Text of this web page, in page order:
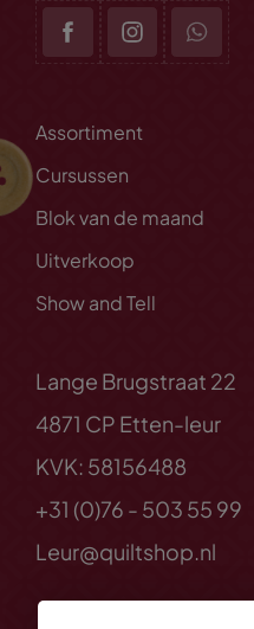
Assortiment
Cursussen
Blok van de maand
Uitverkoop
Show and Tell
Lange Brugstraat 22
4871 CP Etten-leur
KVK: 58156488
+31 (0)76 - 503 55 99
Leur@quiltshop.nl